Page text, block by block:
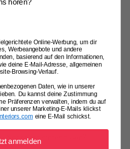
Nachricht hinterlassen?
hören?
Online-Werbung, um dir
Werbeangebote und andere
basierend auf den Informationen,
deine E-Mail-Adresse, allgemeinen
Browsing-Verlauf.
Daten, wie in unserer
Du kannst deine Zustimmung
Präferenzen verwalten, indem du auf
unserer Marketing-E-Mails klickst
eine E-Mail schickst.
anmelden